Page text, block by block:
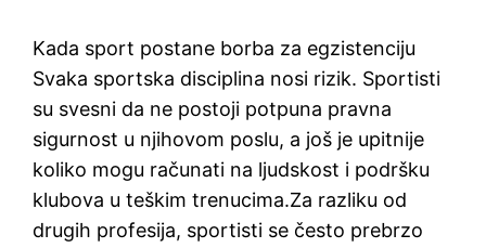
Kada sport postane borba za egzistenciju
Svaka sportska disciplina nosi rizik. Sportisti
su svesni da ne postoji potpuna pravna
sigurnost u njihovom poslu, a još je upitnije
koliko mogu računati na ljudskost i podršku
klubova u teškim trenucima.Za razliku od
drugih profesija, sportisti se često prebrzo